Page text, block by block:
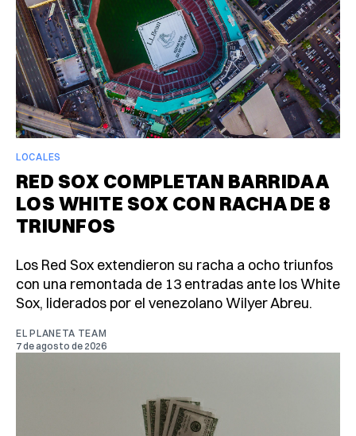
LOCALES
RED SOX COMPLETAN BARRIDA A
LOS WHITE SOX CON RACHA DE 8
TRIUNFOS
Los Red Sox extendieron su racha a ocho triunfos
con una remontada de 13 entradas ante los White
Sox, liderados por el venezolano Wilyer Abreu.
EL PLANETA TEAM
7 de agosto de 2026